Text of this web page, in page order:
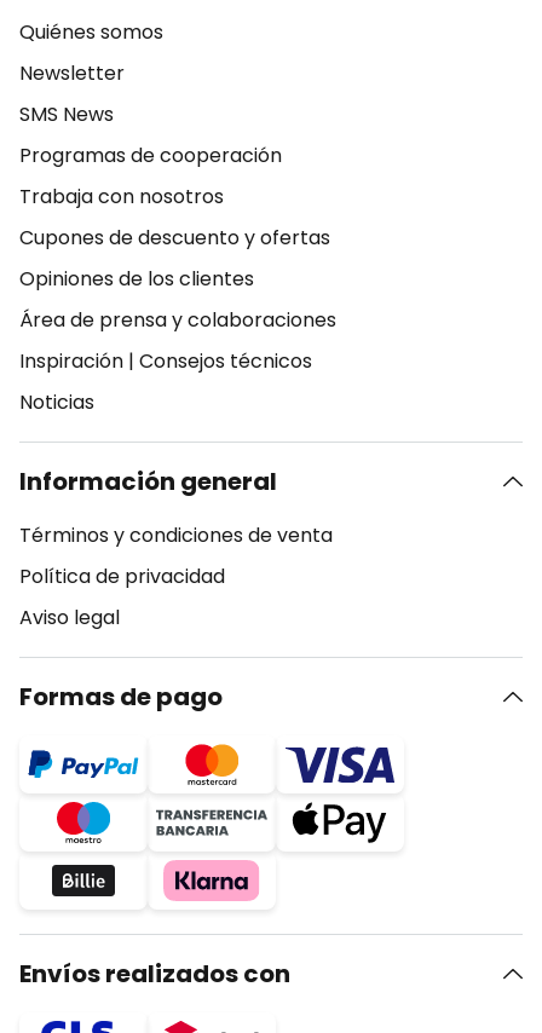
Quiénes somos
Newsletter
SMS News
Programas de cooperación
Trabaja con nosotros
Cupones de descuento y ofertas
Opiniones de los clientes
Área de prensa y colaboraciones
Inspiración | Consejos técnicos
Noticias
Información general
Términos y condiciones de venta
Política de privacidad
Aviso legal
Formas de pago
Envíos realizados con